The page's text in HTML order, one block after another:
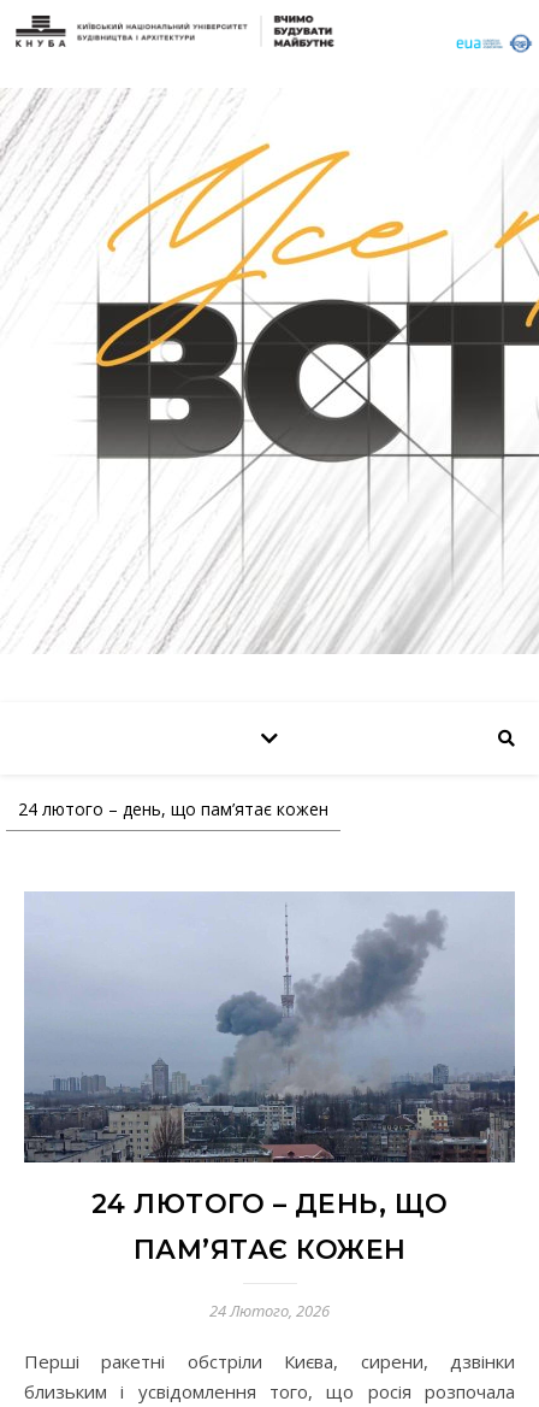
24 лютого – день, що пам’ятає кожен
24 ЛЮТОГО – ДЕНЬ, ЩО
ПАМ’ЯТАЄ КОЖЕН
24 Лютого, 2026
Перші ракетні обстріли Києва, сирени, дзвінки
близьким і усвідомлення того, що росія розпочала